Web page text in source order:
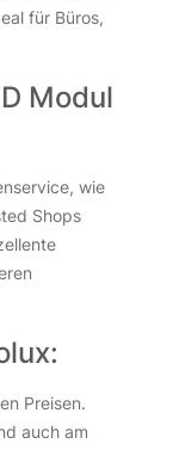
für Büros,
Modul
wie
Shops
Preisen.
auch am